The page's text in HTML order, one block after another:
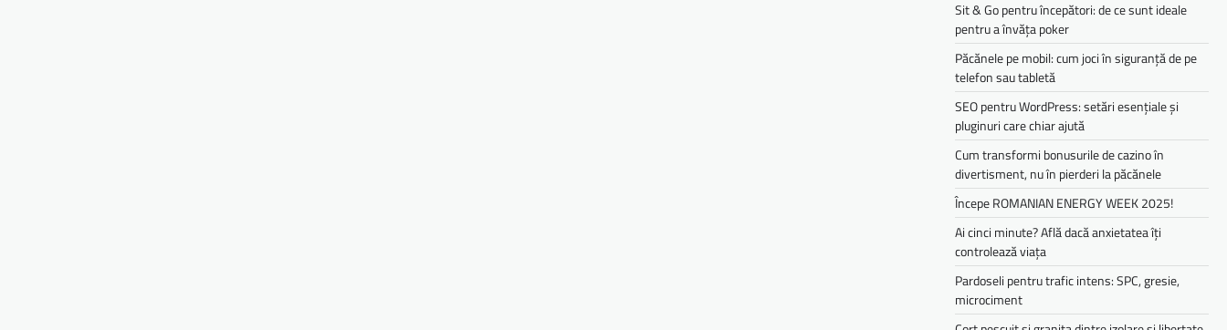
Sit & Go pentru începători: de ce sunt ideale
pentru a învăța poker
Păcănele pe mobil: cum joci în siguranță de pe
telefon sau tabletă
SEO pentru WordPress: setări esențiale și
pluginuri care chiar ajută
Cum transformi bonusurile de cazino în
divertisment, nu în pierderi la păcănele
Începe ROMANIAN ENERGY WEEK 2025!
Ai cinci minute? Află dacă anxietatea îți
controlează viața
Pardoseli pentru trafic intens: SPC, gresie,
microciment